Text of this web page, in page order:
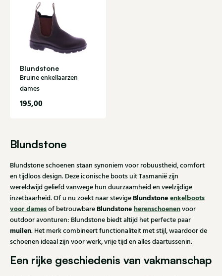
Blundstone
Bruine enkellaarzen
dames
195,00
Blundstone
Blundstone schoenen staan synoniem voor robuustheid, comfort
en tijdloos design. Deze iconische boots uit Tasmanië zijn
wereldwijd geliefd vanwege hun duurzaamheid en veelzijdige
inzetbaarheid. Of u nu zoekt naar stevige Blundstoneenkelboots
voor damesof betrouwbare Blundstoneherenschoenenvoor
outdoor avonturen: Blundstone biedt altijd het perfecte paar
muilen. Het merk combineert functionaliteit met stijl, waardoor de
schoenen ideaal zijn voor werk, vrije tijd en alles daartussenin.
Een rijke geschiedenis van vakmanschap